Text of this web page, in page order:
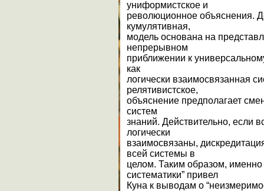
униформистское и
революционное объяснения.
кумулятивная,
модель основана на
непрерывном
приближении к
как
логически взаимосвязанная
релятивистское,
объяснение предполагает
систем
знаний. Действительно, если
логически
взаимосвязаны,
всей системы в
целом. Таким образом, именно
систематики” привел
Куна к выводам о